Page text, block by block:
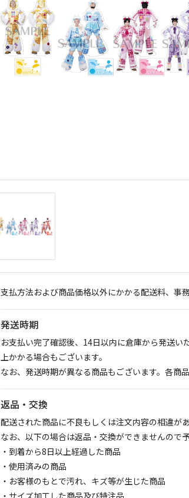
支払方法および商品価格以外にかかる配送料、事
発送時期
お支払い完了確認後、14日以内に倉庫から発送
上かかる場合もございます。
なお、発送時期が異なる商品もございます。各商
返品・交換
配送された商品に不良もしくは注文内容の相違が
なお、以下の場合は返品・交換ができませんので
・到着から8日以上経過した商品
・使用済みの商品
・お客様のもとで汚れ、キズ等が生じた商品
・サイズ加工した商品及び特注品